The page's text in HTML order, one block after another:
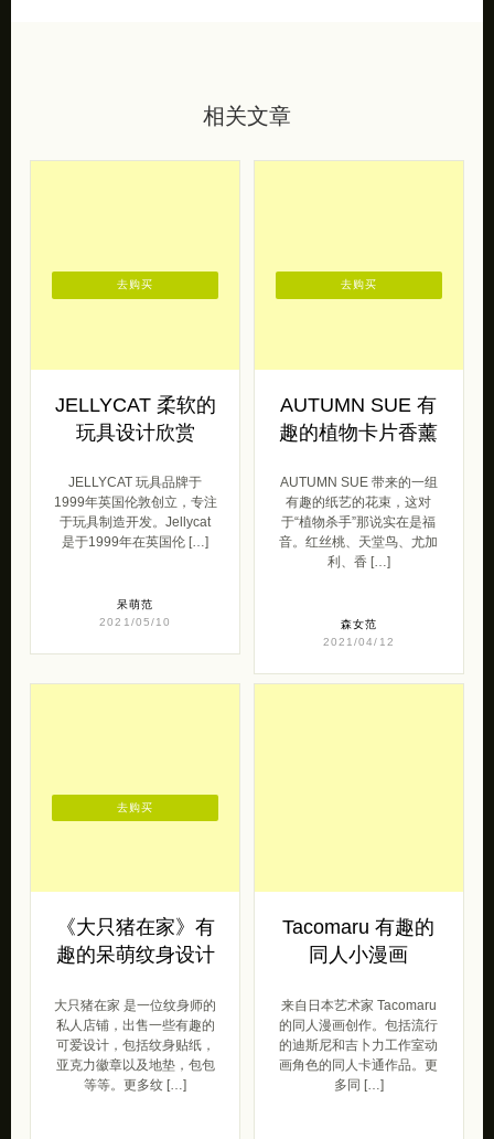
相关文章
JELLYCAT 柔软的
玩具设计欣赏
JELLYCAT 玩具品牌于
1999年英国伦敦创立，专注
于玩具制造开发。Jellycat
是于1999年在英国伦 […]
呆萌范
2021/05/10
去购买
AUTUMN SUE 有
趣的植物卡片香薰
AUTUMN SUE 带来的一组
有趣的纸艺的花束，这对
于“植物杀手”那说实在是福
音。红丝桃、天堂鸟、尤加
利、香 […]
森女范
2021/04/12
去购买
《大只猪在家》有
趣的呆萌纹身设计
大只猪在家 是一位纹身师的
私人店铺，出售一些有趣的
可爱设计，包括纹身贴纸，
亚克力徽章以及地垫，包包
等等。更多纹 […]
去购买
Tacomaru 有趣的
同人小漫画
来自日本艺术家 Tacomaru
的同人漫画创作。包括流行
的迪斯尼和吉卜力工作室动
画角色的同人卡通作品。更
多同 […]